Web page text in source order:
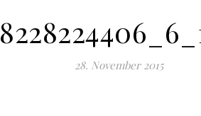
28. November 2015